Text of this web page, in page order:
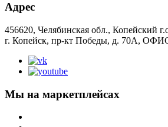
Адрес
456620, Челябинская обл., Копейский
г. Копейск, пр-кт Победы, д. 70А,
Мы на маркетплейсах